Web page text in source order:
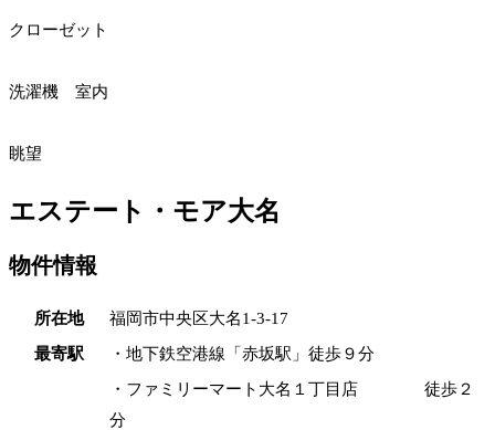
クローゼット
洗濯機 室内
眺望
エステート・モア大名
物件情報
所在地
福岡市中央区大名1-3-17
最寄駅
・地下鉄空港線「赤坂駅」徒歩９分
・ファミリーマート大名１丁目店 徒歩２
分